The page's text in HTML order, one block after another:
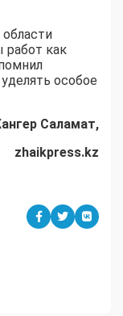
работ как
особое
Саламат,
zhaikpress.kz